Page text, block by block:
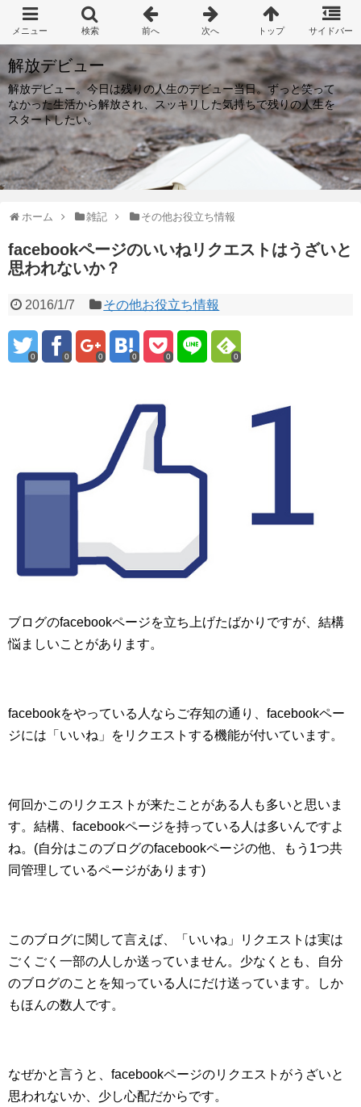
解放デビュー
解放デビュー。今日は残りの人生のデビュー当日。ずっと笑って
なかった生活から解放され、スッキリした気持ちで残りの人生を
スタートしたい。
ホーム 雑記 その他お役立ち情報
facebookページのいいねリクエストはうざいと
思われないか？
2016/1/7 その他お役立ち情報
0 0 0 0 0 0
ブログのfacebookページを立ち上げたばかりですが、結構
悩ましいことがあります。
facebookをやっている人ならご存知の通り、facebookペー
ジには「いいね」をリクエストする機能が付いています。
何回かこのリクエストが来たことがある人も多いと思いま
す。結構、facebookページを持っている人は多いんですよ
ね。(自分はこのブログのfacebookページの他、もう1つ共
同管理しているページがあります)
このブログに関して言えば、「いいね」リクエストは実は
ごくごく一部の人しか送っていません。少なくとも、自分
のブログのことを知っている人にだけ送っています。しか
もほんの数人です。
なぜかと言うと、facebookページのリクエストがうざいと
思われないか、少し心配だからです。